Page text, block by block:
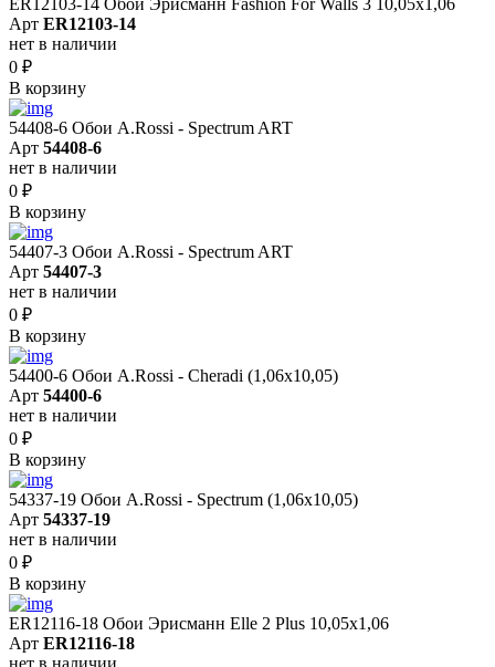
Арт ER12103-14
нет в наличии
0 ₽
В корзину
54408-6 Обои A.Rossi - Spectrum ART
Арт 54408-6
нет в наличии
0 ₽
В корзину
54407-3 Обои A.Rossi - Spectrum ART
Арт 54407-3
нет в наличии
0 ₽
В корзину
54400-6 Обои A.Rossi - Cheradi (1,06x10,05)
Арт 54400-6
нет в наличии
0 ₽
В корзину
54337-19 Обои A.Rossi - Spectrum (1,06x10,05)
Арт 54337-19
нет в наличии
0 ₽
В корзину
ER12116-18 Обои Эрисманн Elle 2 Plus 10,05x1,06
Арт ER12116-18
нет в наличии